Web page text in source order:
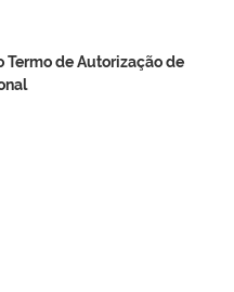
de Autorização de